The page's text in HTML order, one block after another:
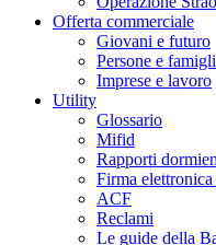
Offerta commerciale
Giovani e futuro
Persone e
Imprese e lavoro
Utility
Glossario
Mifid
Rapporti
Firma elettronica
ACF
Reclami
Le guide della